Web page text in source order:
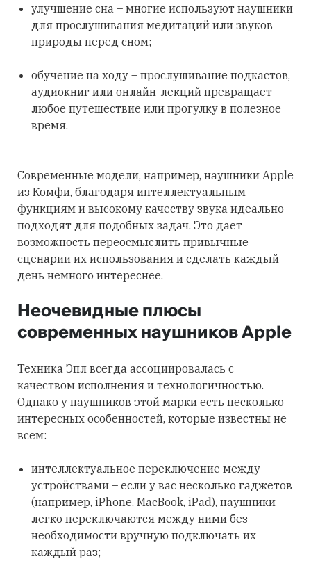
улучшение сна – многие используют наушники
для прослушивания медитаций или звуков
природы перед сном;
обучение на ходу – прослушивание подкастов,
аудиокниг или онлайн-лекций превращает
любое путешествие или прогулку в полезное
время.
Современные модели, например, наушники Apple
из Комфи, благодаря интеллектуальным
функциям и высокому качеству звука идеально
подходят для подобных задач. Это дает
возможность переосмыслить привычные
сценарии их использования и сделать каждый
день немного интереснее.
Неочевидные плюсы
современных наушников Apple
Техника Эпл всегда ассоциировалась с
качеством исполнения и технологичностью.
Однако у наушников этой марки есть несколько
интересных особенностей, которые известны не
всем:
интеллектуальное переключение между
устройствами – если у вас несколько гаджетов
(например, iPhone, MacBook, iPad), наушники
легко переключаются между ними без
необходимости вручную подключать их
каждый раз;